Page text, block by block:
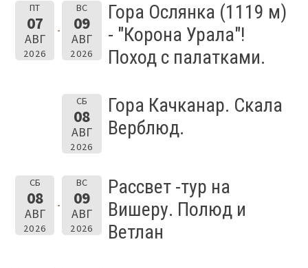
ПТ
07
АВГ
2026
ВС
09
АВГ
2026
Гора Ослянка (1119 м)
- "Корона Урала"!
Поход с палатками.
СБ
08
АВГ
2026
Гора Качканар. Скала
Верблюд.
СБ
08
АВГ
2026
ВС
09
АВГ
2026
Рассвет -тур на
Вишеру. Полюд и
Ветлан